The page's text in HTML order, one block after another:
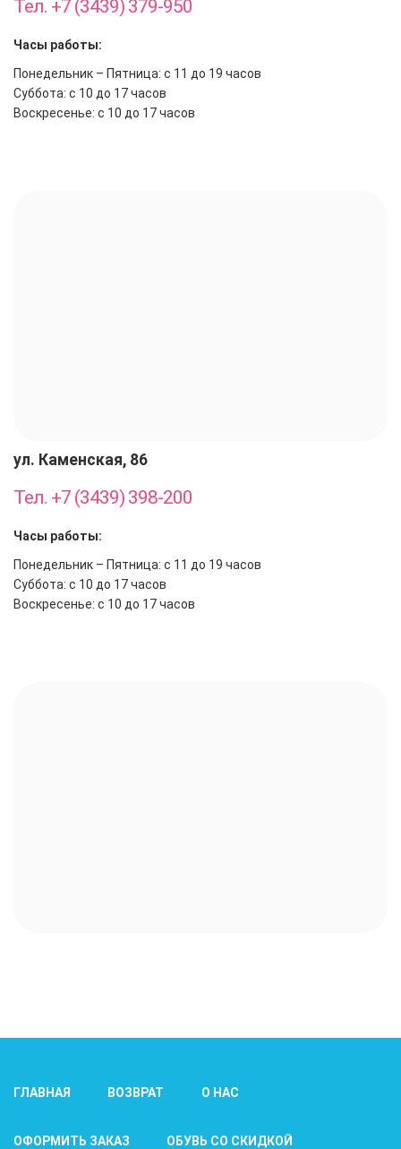
Тел. +7 (3439) 379-950
Часы работы:
Понедельник – Пятница: с 11 до 19 часов
Суббота: с 10 до 17 часов
Воскресенье: с 10 до 17 часов
ул. Каменская, 86
Тел. +7 (3439) 398-200
Часы работы:
Понедельник – Пятница: с 11 до 19 часов
Суббота: с 10 до 17 часов
Воскресенье: с 10 до 17 часов
ГЛАВНАЯ ВОЗВРАТ О НАС
ОФОРМИТЬ ЗАКАЗ ОБУВЬ СО СКИДКОЙ